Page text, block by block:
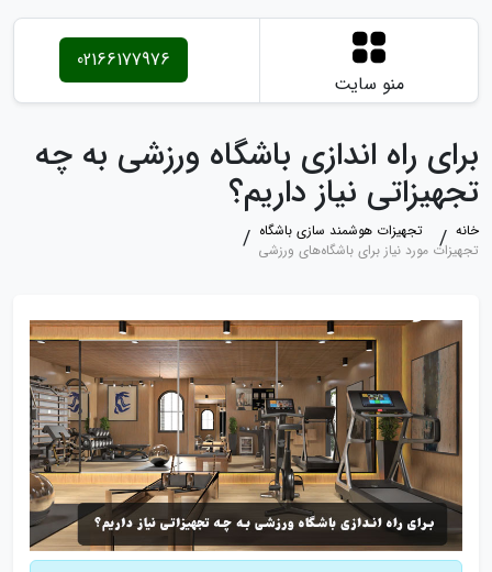
منو سایت
02166177976
برای راه اندازی باشگاه ورزشی به چه
تجهیزاتی نیاز داریم؟
خانه
تجهیزات هوشمند سازی باشگاه
تجهیزات مورد نیاز برای باشگاه‌های ورزشی